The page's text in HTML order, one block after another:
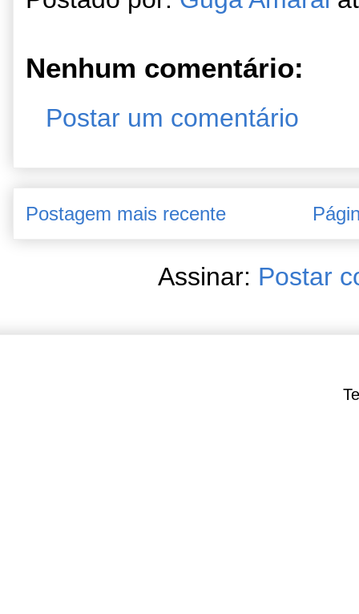
Nenhum comentário:
Postar um comentário
Postagem mais recente
Assinar: Postar